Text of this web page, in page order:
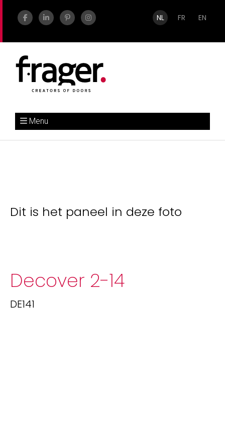
NL FR EN
Menu
Dit is het paneel in deze foto
Decover 2-14
DE141